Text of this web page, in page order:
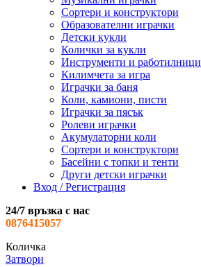
Сортери и конструктори
Образователни играчки
Детски кукли
Колички за кукли
Инструменти и работилници
Килимчета за игра
Играчки за баня
Коли, камиони, писти
Играчки за пясък
Ролеви играчки
Акумулаторни коли
Сортери и конструктори
Басейни с топки и тенти
Други детски играчки
Вход / Регистрация
24/7 връзка с нас
0876415057
Количка
Затвори